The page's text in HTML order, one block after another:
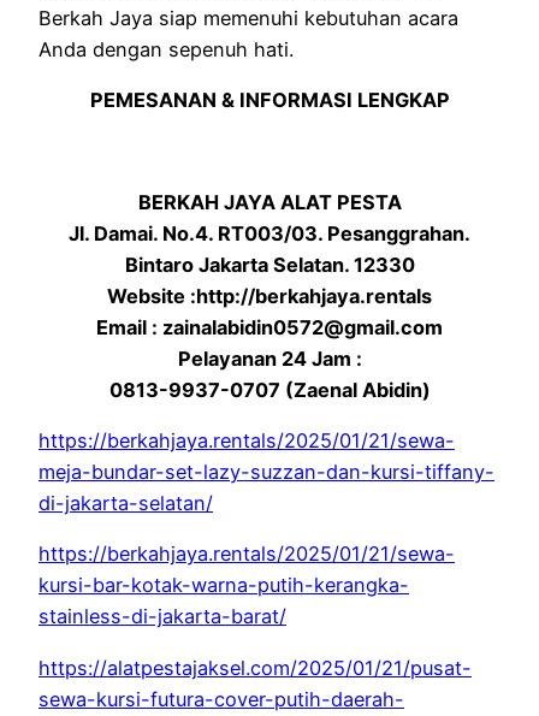
Berkah Jaya siap memenuhi kebutuhan acara
Anda dengan sepenuh hati.
PEMESANAN & INFORMASI LENGKAP
BERKAH JAYA ALAT PESTA
Jl. Damai. No.4. RT003/03. Pesanggrahan.
Bintaro Jakarta Selatan. 12330
Website :http://berkahjaya.rentals
Email : zainalabidin0572@gmail.com
Pelayanan 24 Jam :
0813-9937-0707 (Zaenal Abidin)
https://berkahjaya.rentals/2025/01/21/sewa-
meja-bundar-set-lazy-suzzan-dan-kursi-tiffany-
di-jakarta-selatan/
https://berkahjaya.rentals/2025/01/21/sewa-
kursi-bar-kotak-warna-putih-kerangka-
stainless-di-jakarta-barat/
https://alatpestajaksel.com/2025/01/21/pusat-
sewa-kursi-futura-cover-putih-daerah-